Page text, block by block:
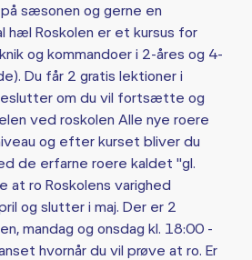
sæsonen og gerne en
hæl Roskolen er et kursus for
og kommandoer i 2-åres og 4-
Du får 2 gratis lektioner i
om du vil fortsætte og
ved roskolen Alle nye roere
og efter kurset bliver du
de erfarne roere kaldet "gl.
at ro Roskolens varighed
og slutter i maj. Der er 2
mandag og onsdag kl. 18:00 -
hvornår du vil prøve at ro. Er